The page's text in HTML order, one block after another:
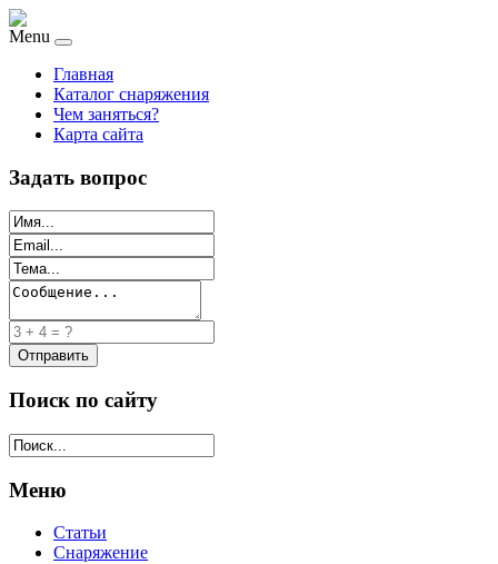
Menu
Главная
Каталог снаряжения
Чем заняться?
Карта сайта
Задать вопрос
Поиск по сайту
Меню
Статьи
Снаряжение